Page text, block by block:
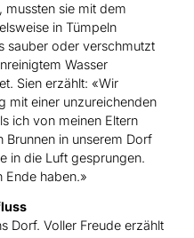
mussten sie mit dem
in Tümpeln
sauber oder verschmutzt
Wasser
Sien erzählt: «Wir
mit einer unzureichenden
ich von meinen Eltern
Brunnen in unserem Dorf
in die Luft gesprungen.
Ende haben.»
Dorf. Voller Freude erzählt